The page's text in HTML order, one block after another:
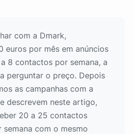
com a Dmark,
euros por mês em anúncios
8 contactos por semana, a
perguntar o preço. Depois
as campanhas com a
descrevem neste artigo,
20 a 25 contactos
com o mesmo